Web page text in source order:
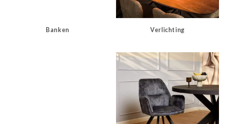
Banken Verlichting